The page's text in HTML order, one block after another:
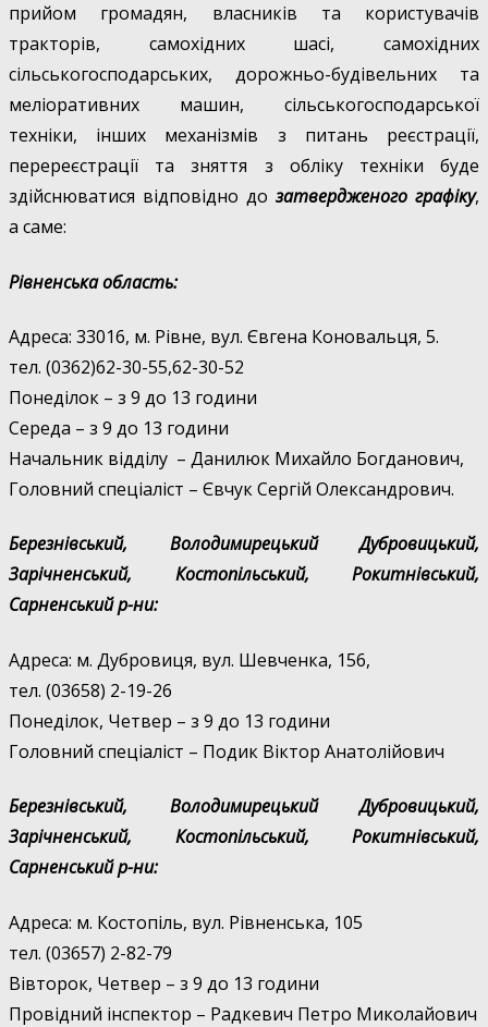
прийом громадян, власників та користувачів
тракторів, самохідних шасі, самохідних
сільськогосподарських, дорожньо-будівельних та
меліоративних машин, сільськогосподарської
техніки, інших механізмів з питань реєстрації,
перереєстрації та зняття з обліку техніки буде
здійснюватися відповідно до затвердженого графіку,
а саме:
Рівненська область:
Адреса: 33016, м. Рівне, вул. Євгена Коновальця, 5.
тел. (0362)62-30-55,62-30-52
Понеділок – з 9 до 13 години
Середа – з 9 до 13 години
Начальник відділу – Данилюк Михайло Богданович,
Головний спеціаліст – Євчук Сергій Олександрович.
Березнівський, Володимирецький Дубровицький,
Зарічненський, Костопільський, Рокитнівський,
Сарненський р-ни:
Адреса: м. Дубровиця, вул. Шевченка, 156,
тел. (03658) 2-19-26
Понеділок, Четвер – з 9 до 13 години
Головний спеціаліст – Подик Віктор Анатолійович
Березнівський, Володимирецький Дубровицький,
Зарічненський, Костопільський, Рокитнівський,
Сарненський р-ни:
Адреса: м. Костопіль, вул. Рівненська, 105
тел. (03657) 2-82-79
Вівторок, Четвер – з 9 до 13 години
Провідний інспектор – Радкевич Петро Миколайович